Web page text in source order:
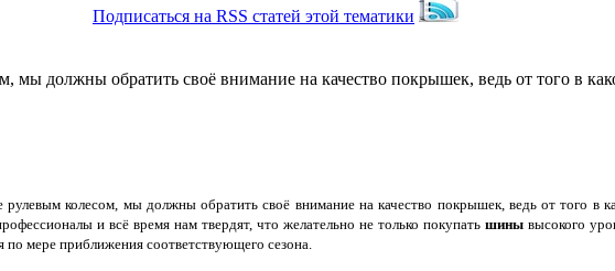
Подписаться на RSS статей этой тематики
мы должны обратить своё внимание на качество покрышек, ведь от того в
колесом, мы должны обратить своё внимание на качество покрышек, ведь от того в
и всё время нам твердят, что желательно не только покупать шины высокого
по мере приближения соответствующего сезона.